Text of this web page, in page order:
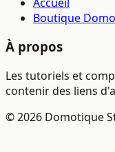
Boutique
À propos
Les tutoriels et
contenir des liens
© 2026 Domotique